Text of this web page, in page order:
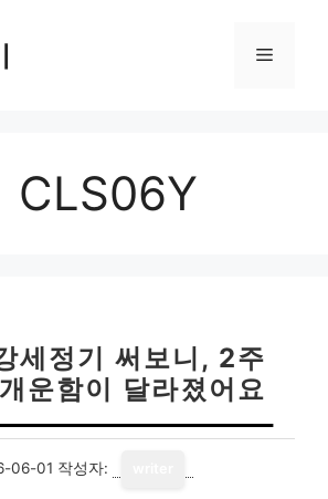
메
CLS06Y
세정기 써보니, 2주
운함이 달라졌어요
06-01 작성자: